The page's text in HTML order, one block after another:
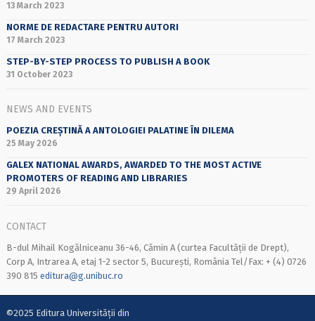
13 March 2023
NORME DE REDACTARE PENTRU AUTORI
17 March 2023
STEP-BY-STEP PROCESS TO PUBLISH A BOOK
31 October 2023
NEWS AND EVENTS
POEZIA CREȘTINĂ A ANTOLOGIEI PALATINE ÎN DILEMA
25 May 2026
GALEX NATIONAL AWARDS, AWARDED TO THE MOST ACTIVE
PROMOTERS OF READING AND LIBRARIES
29 April 2026
CONTACT
B-dul Mihail Kogălniceanu 36-46, Cămin A (curtea Facultății de Drept),
Corp A, Intrarea A, etaj 1-2 sector 5, București, România Tel/Fax: + (4) 0726
390 815 editura@g.unibuc.ro
©2025 Editura Universității din